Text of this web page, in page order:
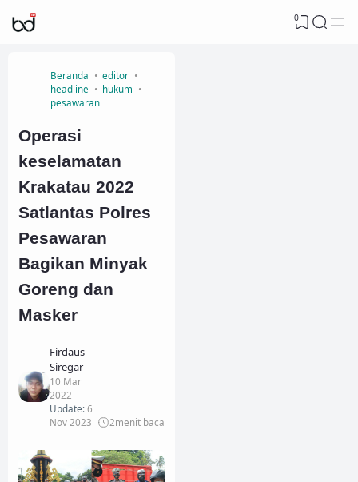
0
Beranda
editor
headline
hukum
pesawaran
Operasi
keselamatan
Krakatau 2022
Satlantas Polres
Pesawaran
Bagikan Minyak
Goreng dan
Masker
Firdaus
Siregar
10 Mar
2022
Update:6
Nov 2023
2menit baca